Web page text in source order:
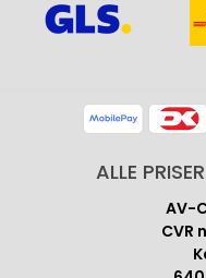
ALLE
AV-
CVR